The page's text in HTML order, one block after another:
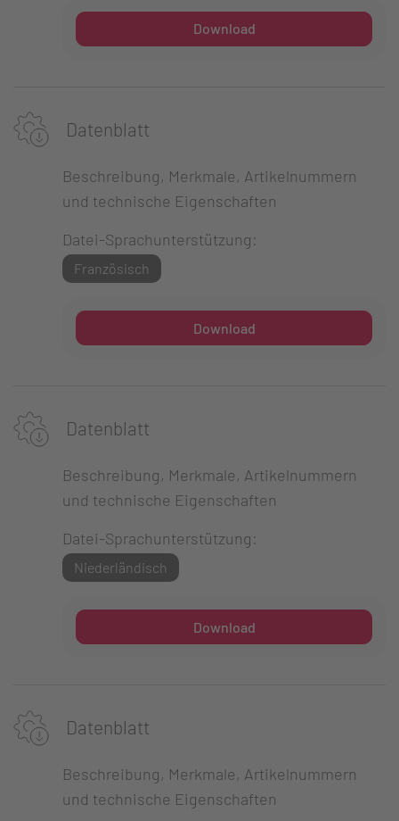
Download
Datenblatt
Beschreibung, Merkmale, Artikelnummern
und technische Eigenschaften
Datei-Sprachunterstützung:
Französisch
Download
Datenblatt
Beschreibung, Merkmale, Artikelnummern
und technische Eigenschaften
Datei-Sprachunterstützung:
Niederländisch
Download
Datenblatt
Beschreibung, Merkmale, Artikelnummern
und technische Eigenschaften